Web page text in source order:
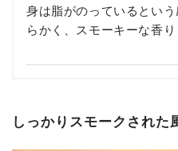
身は脂がのっているとい
らかく、スモーキーな香り
しっかりスモークされた